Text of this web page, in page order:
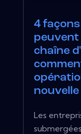
4
chaîne
Les